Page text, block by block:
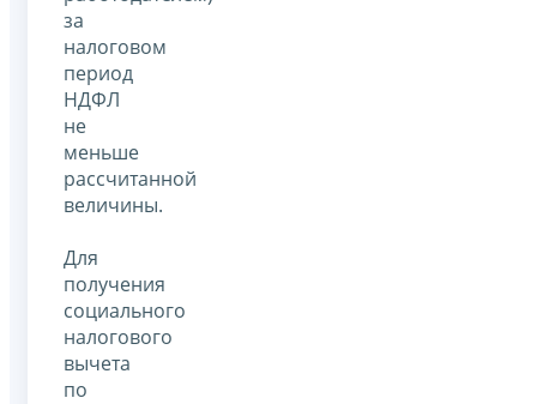
за
налоговом
период
НДФЛ
не
меньше
рассчитанной
величины.
Для
получения
социального
налогового
вычета
по